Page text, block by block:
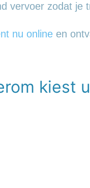
vervoer zodat je
nu online en
kiest